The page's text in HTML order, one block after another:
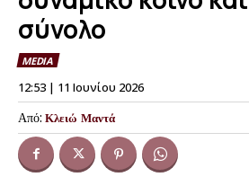
σύνολο
MEDIA
12:53 | 11 Ιουνίου 2026
Από: Κλειώ Μαντά